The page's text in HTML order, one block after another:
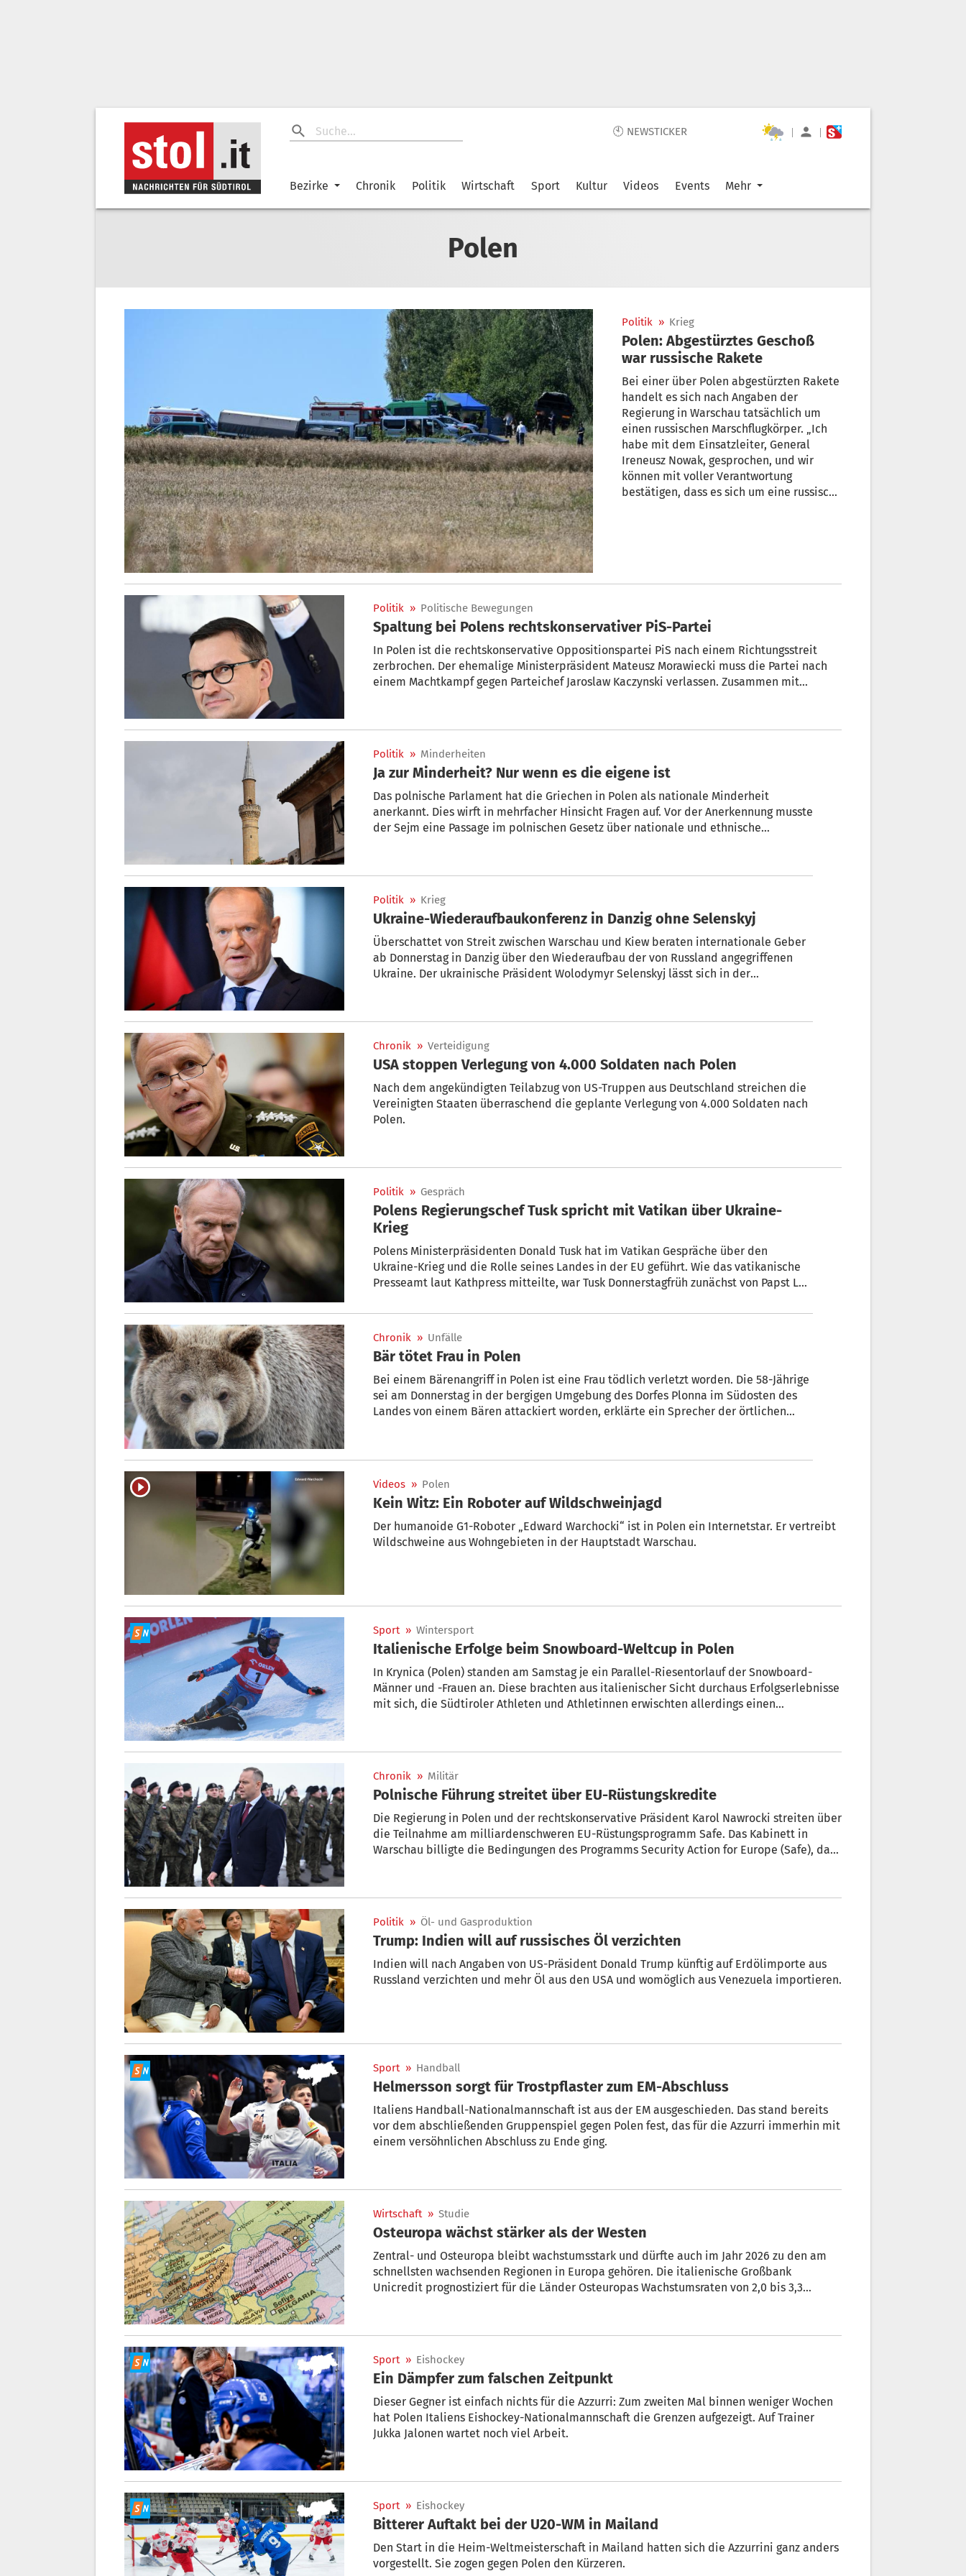
🕙 NEWSTICKER | |
Bezirke Chronik Politik Wirtschaft Sport Kultur Videos Events Mehr
Polen
Politik » Krieg
Polen: Abgestürztes Geschoß
war russische Rakete
Bei einer über Polen abgestürzten Rakete
handelt es sich nach Angaben der
Regierung in Warschau tatsächlich um
einen russischen Marschflugkörper. „Ich
habe mit dem Einsatzleiter, General
Ireneusz Nowak, gesprochen, und wir
können mit voller Verantwortung
bestätigen, dass es sich um eine russische
Politik » Politische Bewegungen
Spaltung bei Polens rechtskonservativer PiS-Partei
In Polen ist die rechtskonservative Oppositionspartei PiS nach einem Richtungsstreit
zerbrochen. Der ehemalige Ministerpräsident Mateusz Morawiecki muss die Partei nach
einem Machtkampf gegen Parteichef Jaroslaw Kaczynski verlassen. Zusammen mit
bis 2023 regierte und in einen Dauerclinch mit der EU führte?
Politik » Minderheiten
Ja zur Minderheit? Nur wenn es die eigene ist
Das polnische Parlament hat die Griechen in Polen als nationale Minderheit
anerkannt. Dies wirft in mehrfacher Hinsicht Fragen auf. Vor der Anerkennung musste
der Sejm eine Passage im polnischen Gesetz über nationale und ethnische
Griechen trifft dies nicht zu: Sie sind Nachfahren von Bürgerkriegsflüchtlingen, die
Politik » Krieg
Ukraine-Wiederaufbaukonferenz in Danzig ohne Selenskyj
Überschattet von Streit zwischen Warschau und Kiew beraten internationale Geber
ab Donnerstag in Danzig über den Wiederaufbau der von Russland angegriffenen
Ukraine. Der ukrainische Präsident Wolodymyr Selenskyj lässt sich in der
europäische Staats- und Regierungschefs an, darunter Bundeskanzler Christian
Chronik » Verteidigung
USA stoppen Verlegung von 4.000 Soldaten nach Polen
Nach dem angekündigten Teilabzug von US-Truppen aus Deutschland streichen die
Vereinigten Staaten überraschend die geplante Verlegung von 4.000 Soldaten nach
Polen.
Politik » Gespräch
Polens Regierungschef Tusk spricht mit Vatikan über Ukraine-
Krieg
Polens Ministerpräsidenten Donald Tusk hat im Vatikan Gespräche über den
Ukraine-Krieg und die Rolle seines Landes in der EU geführt. Wie das vatikanische
Presseamt laut Kathpress mitteilte, war Tusk Donnerstagfrüh zunächst von Papst Leo
Kardinalstaatssekretär Pietro Parolin und dem päpstlichen Außenbeauftragten,
Erzbischof Paul Richard Gallagher.
Chronik » Unfälle
Bär tötet Frau in Polen
Bei einem Bärenangriff in Polen ist eine Frau tödlich verletzt worden. Die 58-Jährige
sei am Donnerstag in der bergigen Umgebung des Dorfes Plonna im Südosten des
Landes von einem Bären attackiert worden, erklärte ein Sprecher der örtlichen
können.
Videos » Polen
Kein Witz: Ein Roboter auf Wildschweinjagd
Der humanoide G1-Roboter „Edward Warchocki“ ist in Polen ein Internetstar. Er vertreibt
Wildschweine aus Wohngebieten in der Hauptstadt Warschau.
Sport » Wintersport
Italienische Erfolge beim Snowboard-Weltcup in Polen
In Krynica (Polen) standen am Samstag je ein Parallel-Riesentorlauf der Snowboard-
Männer und -Frauen an. Diese brachten aus italienischer Sicht durchaus Erfolgserlebnisse
mit sich, die Südtiroler Athleten und Athletinnen erwischten allerdings einen
Chronik » Militär
Polnische Führung streitet über EU-Rüstungskredite
Die Regierung in Polen und der rechtskonservative Präsident Karol Nawrocki streiten über
die Teilnahme am milliardenschweren EU-Rüstungsprogramm Safe. Das Kabinett in
Warschau billigte die Bedingungen des Programms Security Action for Europe (Safe), das
Politik » Öl- und Gasproduktion
Trump: Indien will auf russisches Öl verzichten
Indien will nach Angaben von US-Präsident Donald Trump künftig auf Erdölimporte aus
Russland verzichten und mehr Öl aus den USA und womöglich aus Venezuela importieren.
Sport » Handball
Helmersson sorgt für Trostpflaster zum EM-Abschluss
Italiens Handball-Nationalmannschaft ist aus der EM ausgeschieden. Das stand bereits
vor dem abschließenden Gruppenspiel gegen Polen fest, das für die Azzurri immerhin mit
einem versöhnlichen Abschluss zu Ende ging.
Wirtschaft » Studie
Osteuropa wächst stärker als der Westen
Zentral- und Osteuropa bleibt wachstumsstark und dürfte auch im Jahr 2026 zu den am
schnellsten wachsenden Regionen in Europa gehören. Die italienische Großbank
Unicredit prognostiziert für die Länder Osteuropas Wachstumsraten von 2,0 bis 3,3
Sport » Eishockey
Ein Dämpfer zum falschen Zeitpunkt
Dieser Gegner ist einfach nichts für die Azzurri: Zum zweiten Mal binnen weniger Wochen
hat Polen Italiens Eishockey-Nationalmannschaft die Grenzen aufgezeigt. Auf Trainer
Jukka Jalonen wartet noch viel Arbeit.
Sport » Eishockey
Bitterer Auftakt bei der U20-WM in Mailand
Den Start in die Heim-Weltmeisterschaft in Mailand hatten sich die Azzurrini ganz anders
vorgestellt. Sie zogen gegen Polen den Kürzeren.